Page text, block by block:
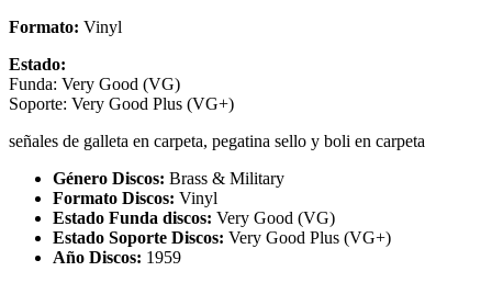
Formato: Vinyl
Estado:
Funda: Very Good (VG)
Soporte: Very Good Plus (VG+)
señales de galleta en carpeta, pegatina sello y boli en carpeta
Género Discos: Brass & Military
Formato Discos: Vinyl
Estado Funda discos: Very Good (VG)
Estado Soporte Discos: Very Good Plus (VG+)
Año Discos: 1959